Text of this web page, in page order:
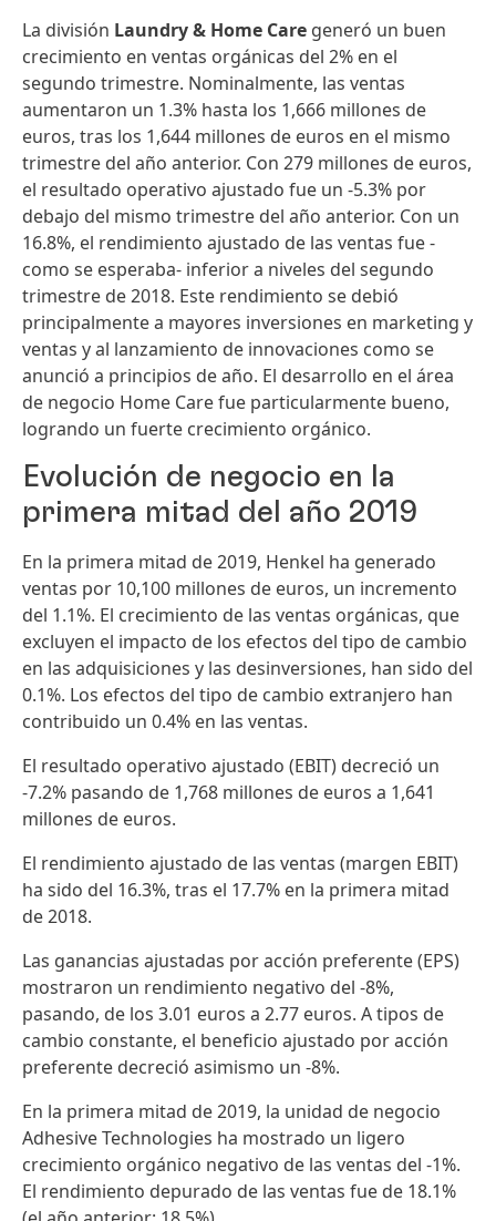
La división Laundry & Home Care generó un buen
crecimiento en ventas orgánicas del 2% en el
segundo trimestre. Nominalmente, las ventas
aumentaron un 1.3% hasta los 1,666 millones de
euros, tras los 1,644 millones de euros en el mismo
trimestre del año anterior. Con 279 millones de euros,
el resultado operativo ajustado fue un -5.3% por
debajo del mismo trimestre del año anterior. Con un
16.8%, el rendimiento ajustado de las ventas fue -
como se esperaba- inferior a niveles del segundo
trimestre de 2018. Este rendimiento se debió
principalmente a mayores inversiones en marketing y
ventas y al lanzamiento de innovaciones como se
anunció a principios de año. El desarrollo en el área
de negocio Home Care fue particularmente bueno,
logrando un fuerte crecimiento orgánico.
Evolución de negocio en la
primera mitad del año 2019
En la primera mitad de 2019, Henkel ha generado
ventas por 10,100 millones de euros, un incremento
del 1.1%. El crecimiento de las ventas orgánicas, que
excluyen el impacto de los efectos del tipo de cambio
en las adquisiciones y las desinversiones, han sido del
0.1%. Los efectos del tipo de cambio extranjero han
contribuido un 0.4% en las ventas.
El resultado operativo ajustado (EBIT) decreció un
-7.2% pasando de 1,768 millones de euros a 1,641
millones de euros.
El rendimiento ajustado de las ventas (margen EBIT)
ha sido del 16.3%, tras el 17.7% en la primera mitad
de 2018.
Las ganancias ajustadas por acción preferente(EPS)
mostraron un rendimiento negativo del -8%,
pasando, de los 3.01 euros a 2.77 euros. A tipos de
cambio constante, el beneficio ajustado por acción
preferente decreció asimismo un -8%.
En la primera mitad de 2019, la unidad de negocio
Adhesive Technologies ha mostrado un ligero
crecimiento orgánico negativo de las ventas del -1%.
El rendimiento depurado de las ventas fue de 18.1%